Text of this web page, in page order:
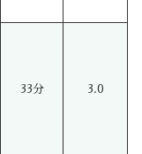
33分 3.0